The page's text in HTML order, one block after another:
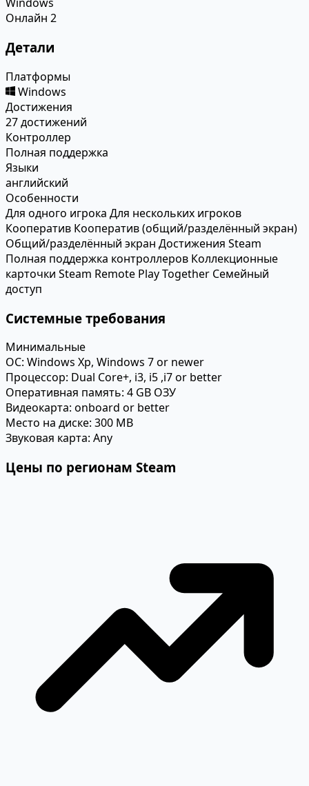
Онлайн 2
Детали
Платформы
Windows
Достижения
27 достижений
Контроллер
Полная поддержка
Языки
английский
Особенности
Для одного игрока Для нескольких игроков
Кооператив Кооператив (общий/разделённый экран)
Общий/разделённый экран Достижения Steam
Полная поддержка контроллеров Коллекционные
карточки Steam Remote Play Together Семейный
доступ
Системные требования
Минимальные
ОС: Windows Xp, Windows 7 or newer
Процессор: Dual Core+, i3, i5 ,i7 or better
Оперативная память: 4 GB ОЗУ
Видеокарта: onboard or better
Место на диске: 300 MB
Звуковая карта: Any
Цены по регионам Steam